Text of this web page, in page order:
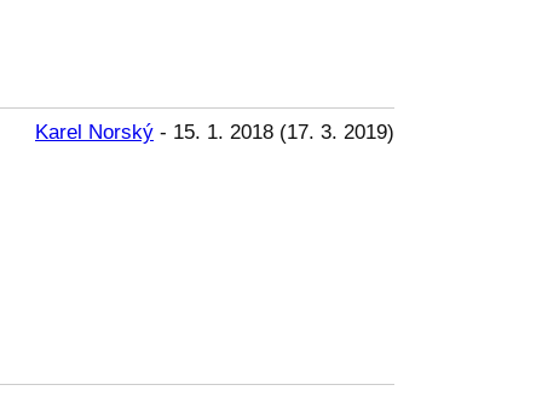
Karel Norský - 15. 1. 2018 (17. 3. 2019)